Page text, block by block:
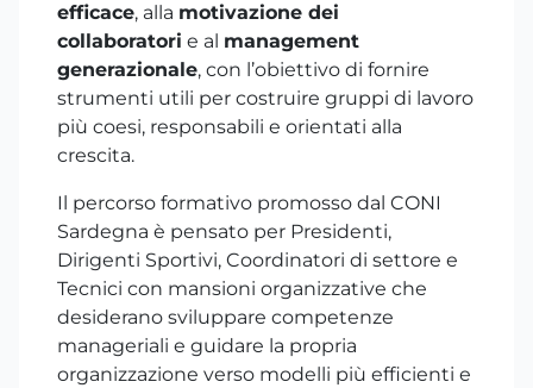
efficace, alla motivazione dei
collaboratori e al management
generazionale, con l’obiettivo di fornire
strumenti utili per costruire gruppi di lavoro
più coesi, responsabili e orientati alla
crescita.
Il percorso formativo promosso dal CONI
Sardegna è pensato per Presidenti,
Dirigenti Sportivi, Coordinatori di settore e
Tecnici con mansioni organizzative che
desiderano sviluppare competenze
manageriali e guidare la propria
organizzazione verso modelli più efficienti e